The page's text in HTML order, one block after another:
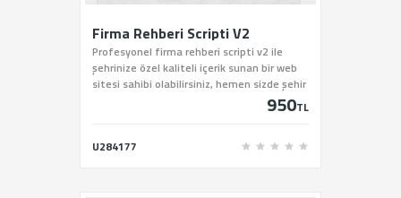
Firma Rehberi Scripti V2
Profesyonel firma rehberi scripti v2 ile
şehrinize özel kaliteli içerik sunan bir web
sitesi sahibi olabilirsiniz, hemen sizde şehir
rehberi scriptini sitemiz üzerinden satın
950TL
U284177